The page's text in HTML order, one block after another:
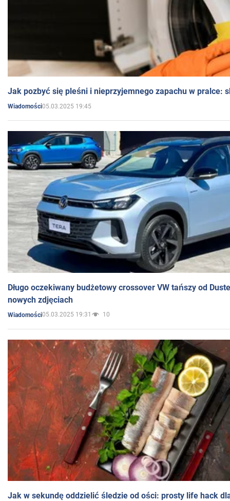
Jak pozbyć się pleśni i nieprzyjemnego zapachu w pralce:
Wiadomości05.03.2025 19:45
Długo oczekiwany budżetowy crossover VW tańszy od
nowych zdjęciach
Wiadomości05.03.2025 19:31 10
Jak w sekundę oddzielić śledzie od ości: prosty life hack